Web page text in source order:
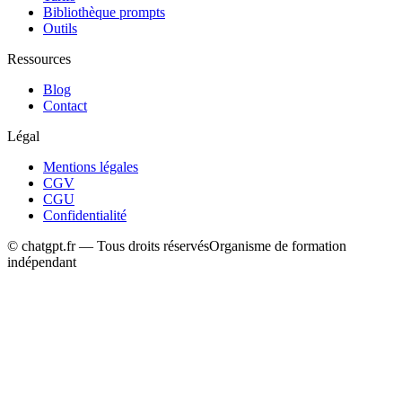
Bibliothèque prompts
Outils
Ressources
Blog
Contact
Légal
Mentions légales
CGV
CGU
Confidentialité
© chatgpt.fr — Tous droits réservésOrganisme de formation
indépendant